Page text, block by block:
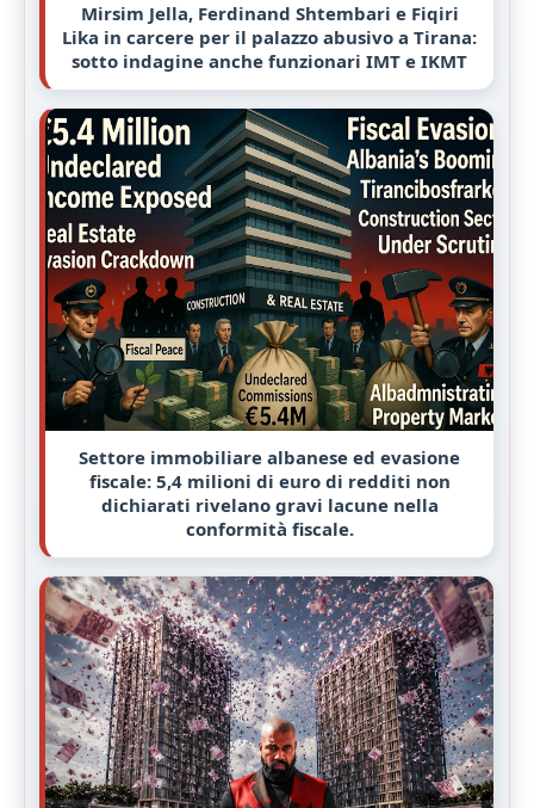
Mirsim Jella, Ferdinand Shtembari e Fiqiri
Lika in carcere per il palazzo abusivo a Tirana:
sotto indagine anche funzionari IMT e IKMT
Settore immobiliare albanese ed evasione
fiscale: 5,4 milioni di euro di redditi non
dichiarati rivelano gravi lacune nella
conformità fiscale.